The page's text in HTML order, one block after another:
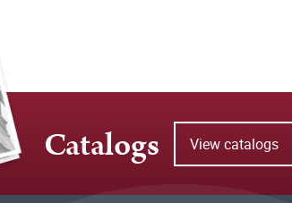
Catalogs View catalogs